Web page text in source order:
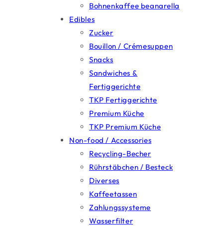
Bohnenkaffee beanarella
Edibles
Zucker
Bouillon / Crémesuppen
Snacks
Sandwiches &
Fertiggerichte
TKP Fertiggerichte
Premium Küche
TKP Premium Küche
Non-food / Accessories
Recycling-Becher
Rührstäbchen / Besteck
Diverses
Kaffeetassen
Zahlungssysteme
Wasserfilter